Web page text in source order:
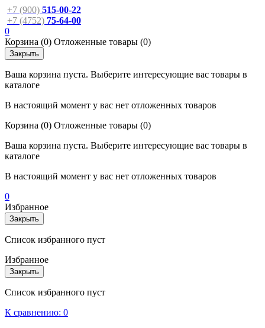
+7 (900) 515-00-22
+7 (4752) 75-64-00
0
Корзина (0) Отложенные товары (0)
Закрыть
Ваша корзина пуста. Выберите интересующие вас товары в
каталоге
В настоящий момент у вас нет отложенных товаров
Корзина (0) Отложенные товары (0)
Ваша корзина пуста. Выберите интересующие вас товары в
каталоге
В настоящий момент у вас нет отложенных товаров
0
Избранное
Закрыть
Список избранного пуст
Избранное
Закрыть
Список избранного пуст
К сравнению: 0